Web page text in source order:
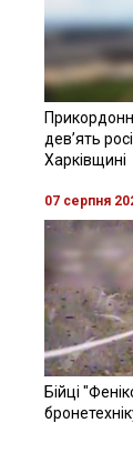
девʼять
Харківщині
07 серпня
Бійці